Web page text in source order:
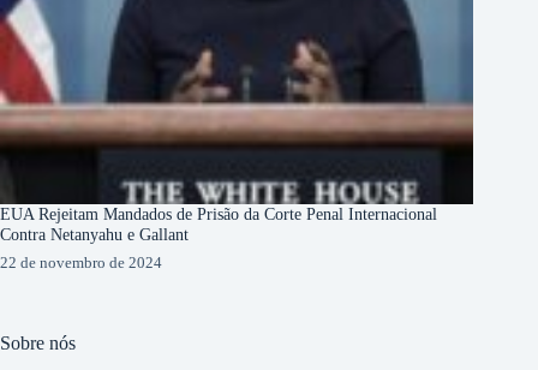
EUA Rejeitam Mandados de Prisão da Corte Penal Internacional
Contra Netanyahu e Gallant
22 de novembro de 2024
Sobre nós